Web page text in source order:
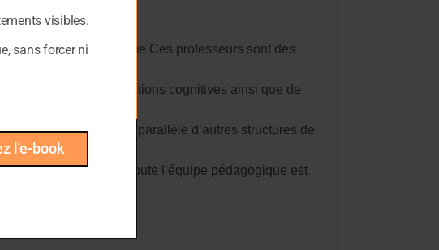
et titulaire d’un diplôme Ces professeurs sont des
importants des fonctions cognitives ainsi que de
fréquentent en parallèle d’autres structures de
classe de l’école. Toute l’équipe pédagogique est
visibles.
sans forcer ni
l'e-book